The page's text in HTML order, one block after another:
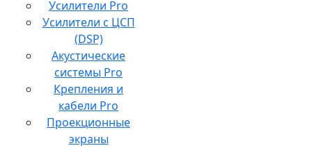
Усилители Pro
Усилители с ЦСП
(DSP)
Акустические
системы Pro
Крепления и
кабели Pro
Проекционные
экраны